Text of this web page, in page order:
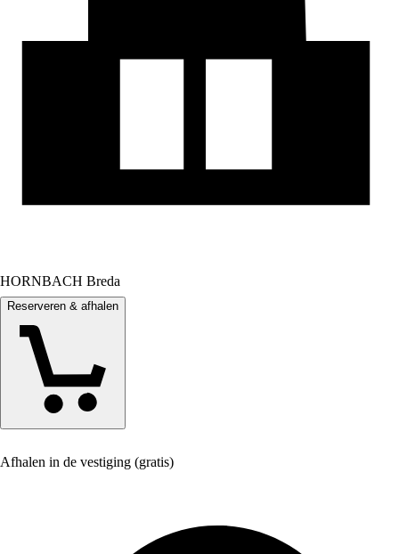
HORNBACH Breda
Reserveren & afhalen
Afhalen in de vestiging (gratis)